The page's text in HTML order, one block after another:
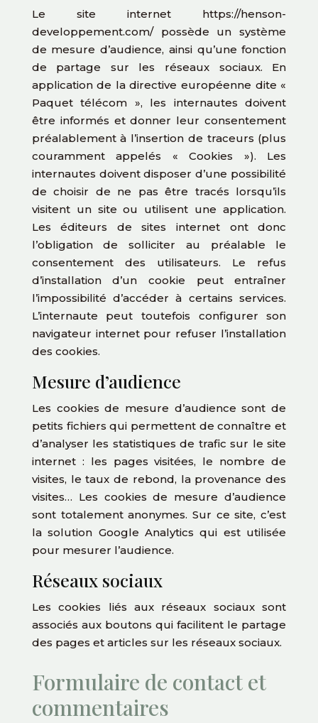
Le site internet https://henson-
developpement.com/ possède un système
de mesure d’audience, ainsi qu’une fonction
de partage sur les réseaux sociaux. En
application de la directive européenne dite «
Paquet télécom », les internautes doivent
être informés et donner leur consentement
préalablement à l’insertion de traceurs (plus
couramment appelés « Cookies »). Les
internautes doivent disposer d’une possibilité
de choisir de ne pas être tracés lorsqu’ils
visitent un site ou utilisent une application.
Les éditeurs de sites internet ont donc
l’obligation de solliciter au préalable le
consentement des utilisateurs. Le refus
d’installation d’un cookie peut entraîner
l’impossibilité d’accéder à certains services.
L’internaute peut toutefois configurer son
navigateur internet pour refuser l’installation
des cookies.
Mesure d’audience
Les cookies de mesure d’audience sont de
petits fichiers qui permettent de connaître et
d’analyser les statistiques de trafic sur le site
internet : les pages visitées, le nombre de
visites, le taux de rebond, la provenance des
visites… Les cookies de mesure d’audience
sont totalement anonymes. Sur ce site, c’est
la solution Google Analytics qui est utilisée
pour mesurer l’audience.
Réseaux sociaux
Les cookies liés aux réseaux sociaux sont
associés aux boutons qui facilitent le partage
des pages et articles sur les réseaux sociaux.
Formulaire de contact et
commentaires